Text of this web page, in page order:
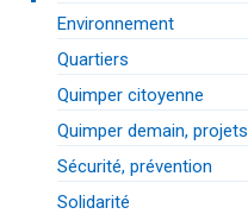
Environnement
Quartiers
Quimper citoyenne
Quimper demain, projets
Sécurité, prévention
Solidarité